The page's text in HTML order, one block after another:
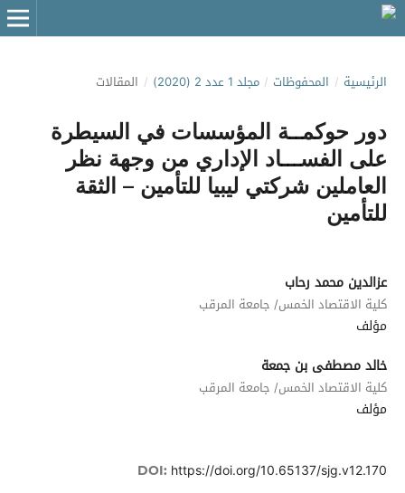
الرئيسية / المحفوظات / مجلد 1 عدد 2 (2020) / المقالات
دور حوكمــة المؤسسات في السيطرة
على الفســـاد الإداري من وجهة نظر
العاملين شركتي ليبيا للتأمين – الثقة
للتأمين
عزالدين محمد رحاب
كلية الاقتصاد الخمس/ جامعة المرقب
مؤلف
خالد مصطفى بن جمعة
كلية الاقتصاد الخمس/ جامعة المرقب
مؤلف
DOI: https://doi.org/10.65137/sjg.v12.170